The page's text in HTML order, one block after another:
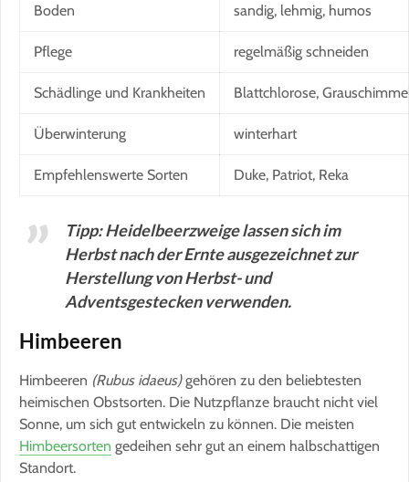
Boden sandig, lehmig, humos
Pflege regelmäßig schneiden
Schädlinge und Krankheiten Blattchlorose,
Überwinterung winterhart
Empfehlenswerte Sorten Duke, Patriot, Reka
Tipp: Heidelbeerzweige lassen sich im
Herbst nach der Ernte ausgezeichnet zur
Herstellung von Herbst- und
Adventsgestecken verwenden.
Himbeeren
Himbeeren (Rubus idaeus)gehören zu den beliebtesten
heimischen Obstsorten. Die Nutzpflanze braucht nicht viel
Sonne, um sich gut entwickeln zu können. Die meisten
Himbeersorten gedeihen sehr gut an einem halbschattigen
Standort.